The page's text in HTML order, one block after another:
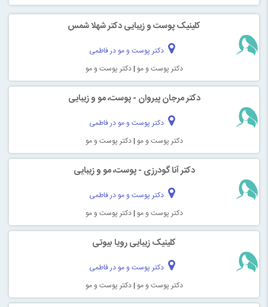
کلینیک پوست و زیبایی دکتر شهلا شمس
دکتر پوست و مو در فاطمی
دکتر پوست و مو |دکتر پوست و مو
دکتر مرجان پیروان - پوست، مو و زیبایی
دکتر پوست و مو در فاطمی
دکتر پوست و مو |دکتر پوست و مو
دکتر آنا گودرزی - پوست، مو و زیبایی
دکتر پوست و مو در فاطمی
دکتر پوست و مو |دکتر پوست و مو
کلینیک زیبایی رویا بیوتی
دکتر پوست و مو در فاطمی
دکتر پوست و مو |دکتر پوست و مو